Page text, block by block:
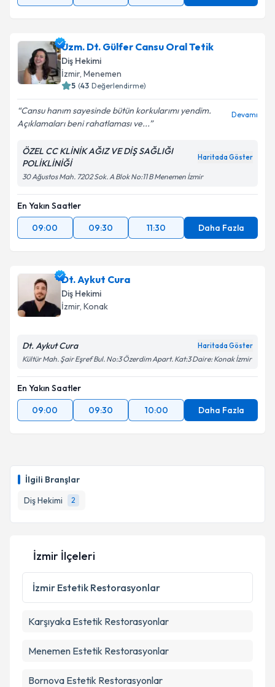
İlgili Branşlar
Diş Hekimi
2
Uzm. Dt. Gülfer Cansu Oral Tetik
Diş Hekimi
İzmir, Menemen
5 (43 Değerlendirme)
Cansu hanım sayesinde bütün korkularımı yendim.
Açıklamaları beni rahatlaması ve...
Devamı
ÖZEL CC KLİNİK AĞIZ VE DİŞ SAĞLIĞI
POLİKLİNİĞİ
Haritada Göster
30 Ağustos Mah. 7202 Sok. A Blok No:11 B Menemen İzmir
En Yakın Saatler
09:00
09:30 11:30 Daha Fazla
Dt. Aykut Cura
Diş Hekimi
İzmir, Konak
Dt. Aykut Cura Haritada Göster
Kültür Mah. Şair Eşref Bul. No:3 Özerdim Apart. Kat:3 Daire: Konak İzmir
En Yakın Saatler
09:00
09:30 10:00 Daha Fazla
İzmir İlçeleri
İzmir Estetik Restorasyonlar
Karşıyaka Estetik Restorasyonlar
Menemen Estetik Restorasyonlar
Bornova Estetik Restorasyonlar